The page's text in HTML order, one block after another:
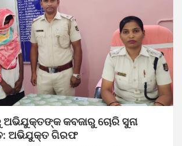
କବଜାରୁ ଚୋରି ସୁନା
ଅଭିଯୁକ୍ତ ଗିରଫ